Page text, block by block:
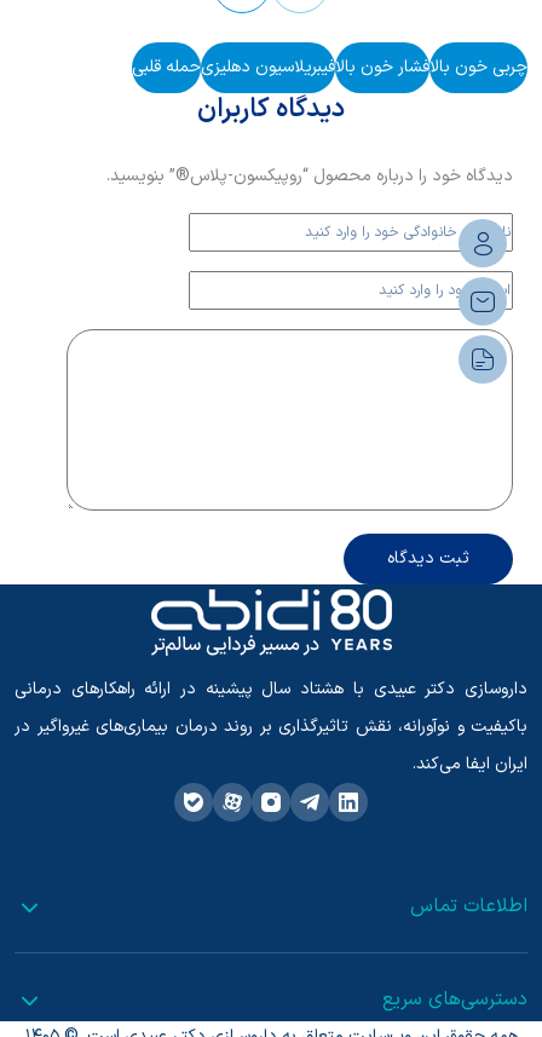
چربی خون بالافشار خون بالافیبریلاسیون دهلیزیحمله قلبی
دیدگاه کاربران
دیدگاه خود را درباره محصول “روپیکسون-پلاس®” بنویسید.
ثبت دیدگاه
داروسازی دکتر عبیدی با هشتاد سال پیشینه در ارائه راهکارهای درمانی
باکیفیت و نوآورانه، نقش تاثیرگذاری بر روند درمان بیماری‌های غیرواگیر در
ایران ایفا می‌کند.
اطلاعات تماس
دسترسی‌های سریع